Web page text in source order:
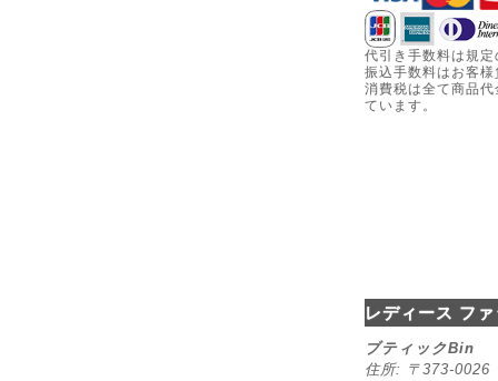
代引き手数料は規
振込手数料はお客
消費税は全て商品
ています。
レディース フ
ブティックBin
住所: 〒373-